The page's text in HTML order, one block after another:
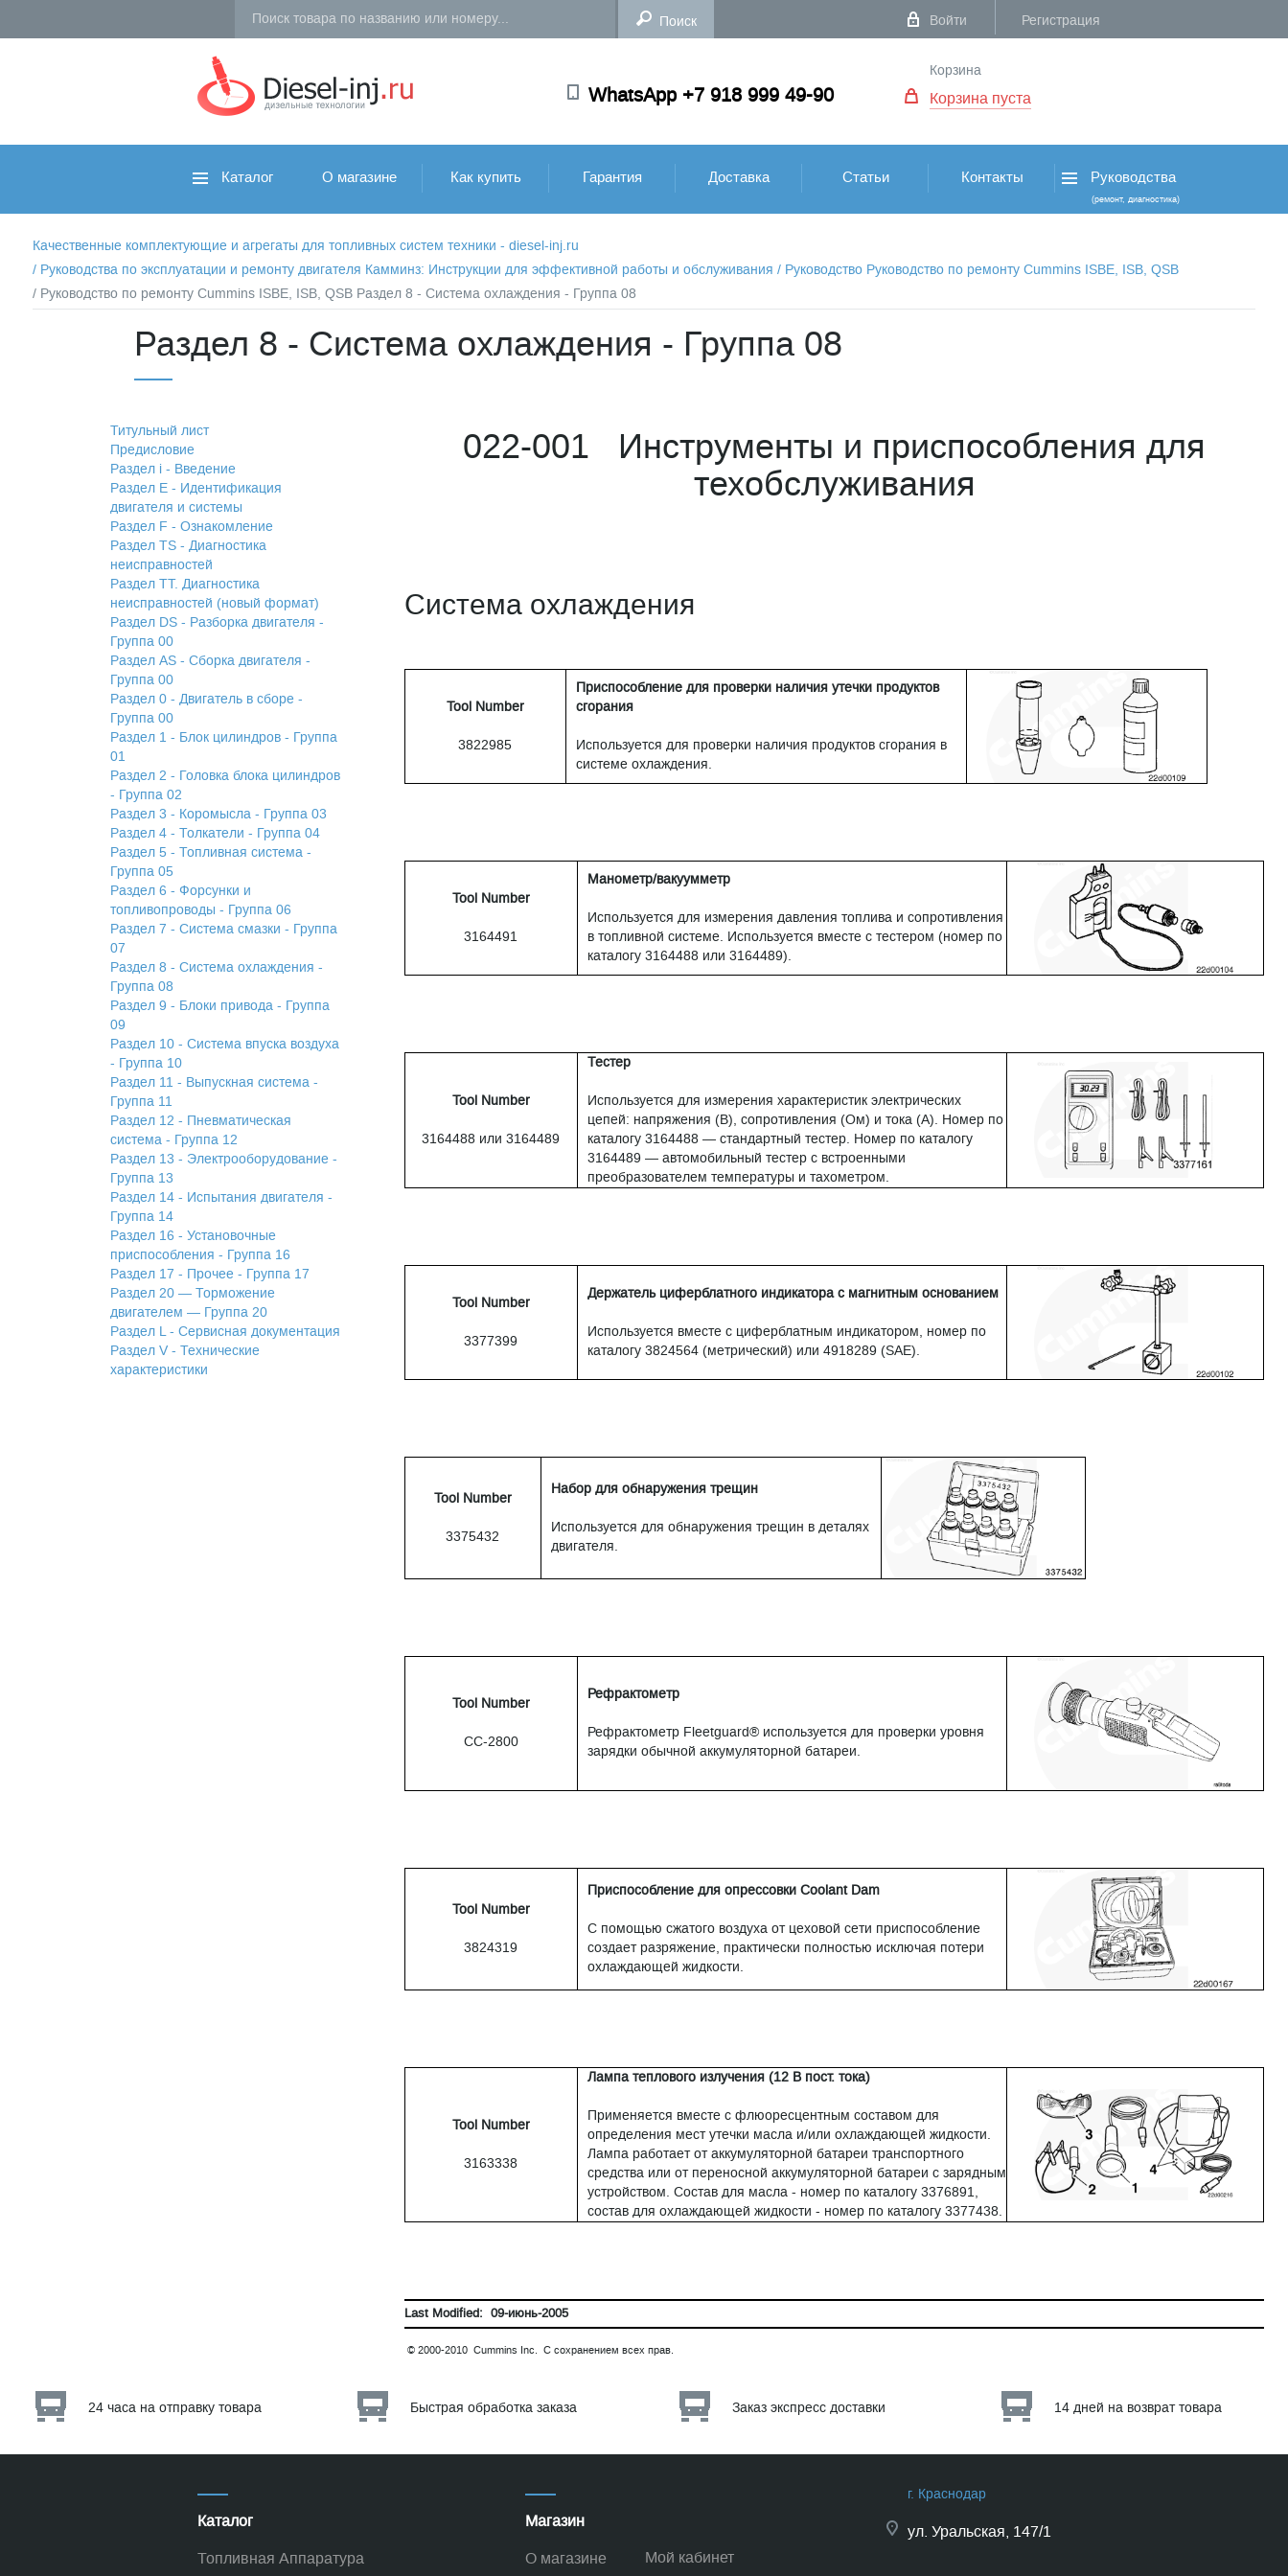
Войти Регистрация
WhatsApp +7 918 999 49-90
Корзина
Корзина пуста
Каталог О магазине Как купить Гарантия Доставка Статьи Контакты Руководства
(ремонт, диагностика)
Качественные комплектующие и агрегаты для топливных систем техники - diesel-inj.ru
/ Руководства по эксплуатации и ремонту двигателя Камминз: Инструкции для эффективной работы и обслуживания / Руководство Руководство по ремонту Cummins ISBE, ISB, QSB
/ Руководство по ремонту Cummins ISBE, ISB, QSB Раздел 8 - Система охлаждения - Группа 08
Раздел 8 - Система охлаждения - Группа 08
Титульный лист
Предисловие
Раздел i - Введение
Раздел Е - Идентификация
двигателя и системы
Раздел F - Ознакомление
Раздел TS - Диагностика
неисправностей
Раздел TТ. Диагностика
неисправностей (новый формат)
Раздел DS - Разборка двигателя -
Группа 00
Раздел АS - Сборка двигателя -
Группа 00
Раздел 0 - Двигатель в сборе -
Группа 00
Раздел 1 - Блок цилиндров - Группа
01
Раздел 2 - Головка блока цилиндров
- Группа 02
Раздел 3 - Коромысла - Группа 03
Раздел 4 - Толкатели - Группа 04
Раздел 5 - Топливная система -
Группа 05
Раздел 6 - Форсунки и
топливопроводы - Группа 06
Раздел 7 - Система смазки - Группа
07
Раздел 8 - Система охлаждения -
Группа 08
Раздел 9 - Блоки привода - Группа
09
Раздел 10 - Система впуска воздуха
- Группа 10
Раздел 11 - Выпускная система -
Группа 11
Раздел 12 - Пневматическая
система - Группа 12
Раздел 13 - Электрооборудование -
Группа 13
Раздел 14 - Испытания двигателя -
Группа 14
Раздел 16 - Установочные
приспособления - Группа 16
Раздел 17 - Прочее - Группа 17
Раздел 20 — Торможение
двигателем — Группа 20
Раздел L - Сервисная документация
Раздел V - Технические
характеристики
022-001 Инструменты и приспособления для
техобслуживания
Система охлаждения
Tool Number
3822985
Приспособление для проверки наличия утечки продуктов
сгорания
Используется для проверки наличия продуктов сгорания в
системе охлаждения.
Tool Number
3164491
Манометр/вакуумметр
Используется для измерения давления топлива и сопротивления
в топливной системе. Используется вместе с тестером (номер по
каталогу 3164488 или 3164489).
Tool Number
3164488 или 3164489
Тестер
Используется для измерения характеристик электрических
цепей: напряжения (В), сопротивления (Ом) и тока (А). Номер по
каталогу 3164488 — стандартный тестер. Номер по каталогу
3164489 — автомобильный тестер с встроенными
преобразователем температуры и тахометром.
Tool Number
3377399
Держатель циферблатного индикатора с магнитным основанием
Используется вместе с циферблатным индикатором, номер по
каталогу 3824564 (метрический) или 4918289 (SAE).
Tool Number
3375432
Набор для обнаружения трещин
Используется для обнаружения трещин в деталях
двигателя.
Tool Number
CC-2800
Рефрактометр
Рефрактометр Fleetguard® используется для проверки уровня
зарядки обычной аккумуляторной батареи.
Tool Number
3824319
Приспособление для опрессовки Coolant Dam
С помощью сжатого воздуха от цеховой сети приспособление
создает разряжение, практически полностью исключая потери
охлаждающей жидкости.
Tool Number
3163338
Лампа теплового излучения (12 В пост. тока)
Применяется вместе с флюоресцентным составом для
определения мест утечки масла и/или охлаждающей жидкости.
Лампа работает от аккумуляторной батареи транспортного
средства или от переносной аккумуляторной батареи с зарядным
устройством. Состав для масла - номер по каталогу 3376891,
состав для охлаждающей жидкости - номер по каталогу 3377438.
Last Modified: 09-июнь-2005
© 2000-2010 Cummins Inc. С сохранением всех прав.
24 часа на отправку товара Быстрая обработка заказа Заказ экспресс доставки 14 дней на возврат товара
Каталог
Топливная Аппаратура
Магазин
О магазине
Мой кабинет
г. Краснодар
ул. Уральская, 147/1